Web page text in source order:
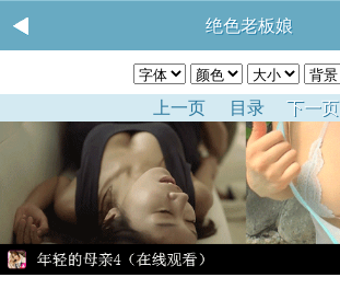
绝色老板娘
上一页 目录 下一页